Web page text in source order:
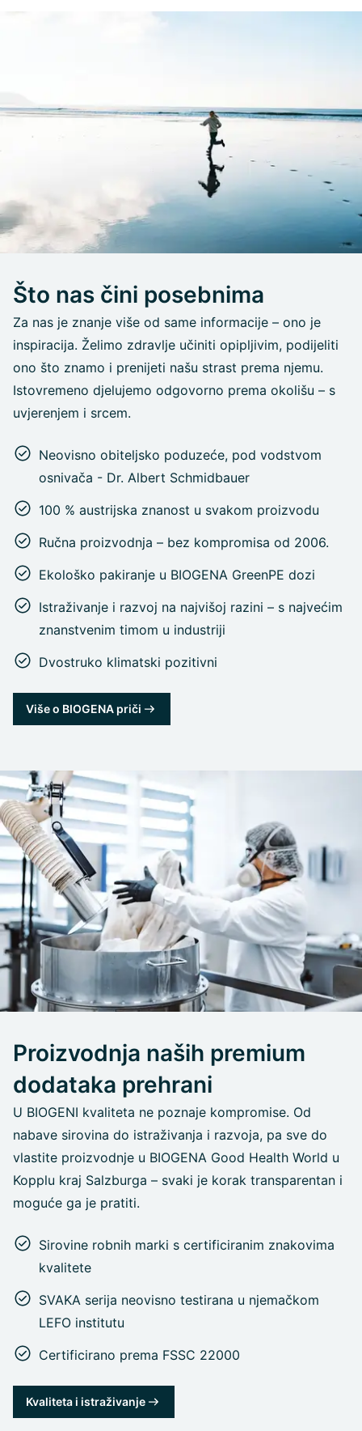
Što nas čini posebnima
Za nas je znanje više od same informacije – ono je
inspiracija. Želimo zdravlje učiniti opipljivim, podijeliti
ono što znamo i prenijeti našu strast prema njemu.
Istovremeno djelujemo odgovorno prema okolišu – s
uvjerenjem i srcem.
Neovisno obiteljsko poduzeće, pod vodstvom
osnivača - Dr. Albert Schmidbauer
100 % austrijska znanost u svakom proizvodu
Ručna proizvodnja – bez kompromisa od 2006.
Ekološko pakiranje u BIOGENA GreenPE dozi
Istraživanje i razvoj na najvišoj razini – s najvećim
znanstvenim timom u industriji
Dvostruko klimatski pozitivni
Više o BIOGENA priči
Proizvodnja naših premium
dodataka prehrani
U BIOGENI kvaliteta ne poznaje kompromise. Od
nabave sirovina do istraživanja i razvoja, pa sve do
vlastite proizvodnje u BIOGENA Good Health World u
Kopplu kraj Salzburga – svaki je korak transparentan i
moguće ga je pratiti.
Sirovine robnih marki s certificiranim znakovima
kvalitete
SVAKA serija neovisno testirana u njemačkom
LEFO institutu
Certificirano prema FSSC 22000
Kvaliteta i istraživanje